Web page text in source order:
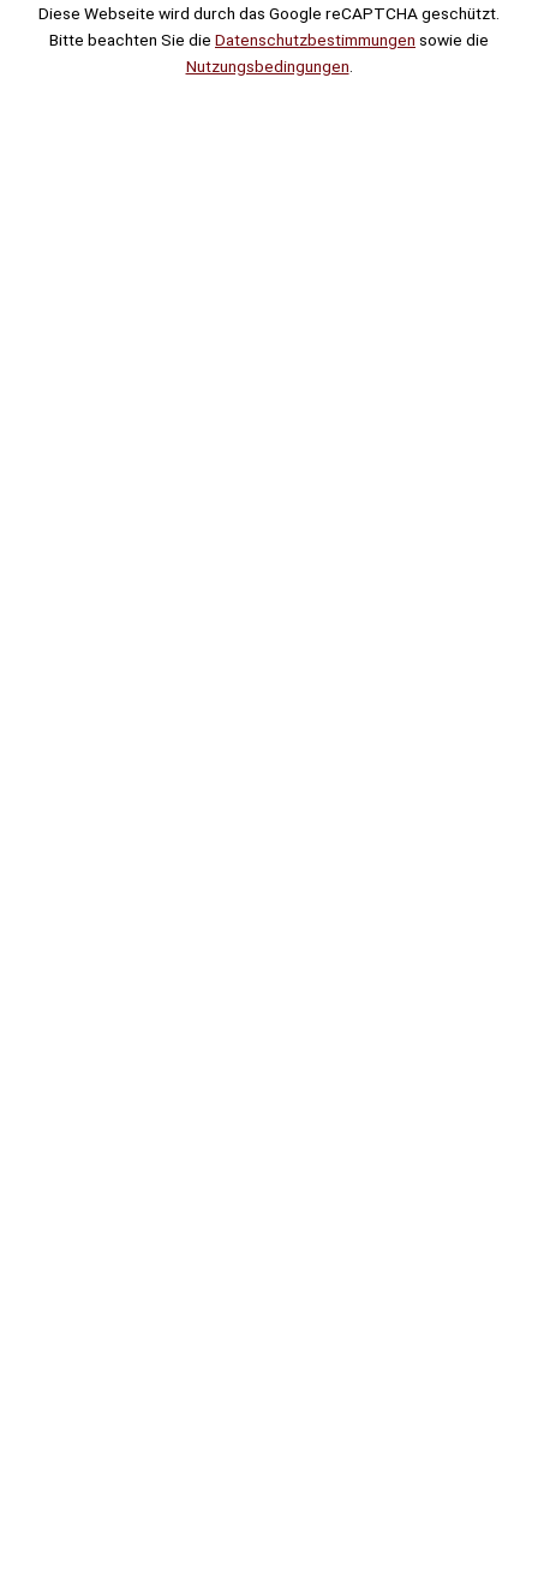
Diese Webseite wird durch das Google reCAPTCHA geschützt.
Bitte beachten Sie die Datenschutzbestimmungen sowie die
Nutzungsbedingungen